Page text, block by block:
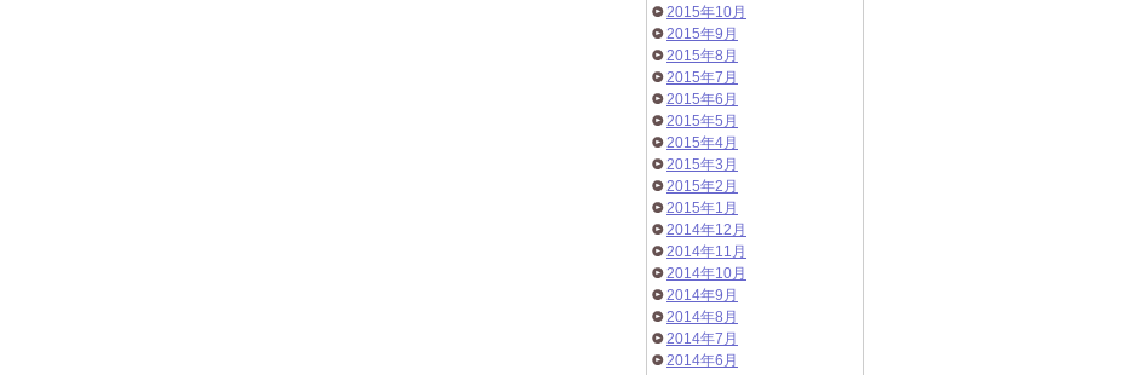
2015年10月
2015年9月
2015年8月
2015年7月
2015年6月
2015年5月
2015年4月
2015年3月
2015年2月
2015年1月
2014年12月
2014年11月
2014年10月
2014年9月
2014年8月
2014年7月
2014年6月